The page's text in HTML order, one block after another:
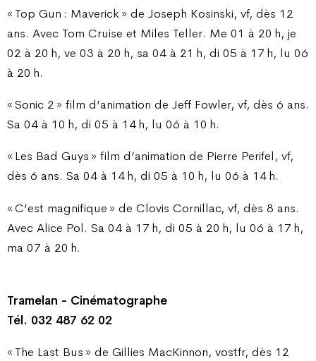
« Top Gun : Maverick » de Joseph Kosinski, vf, dès 12
ans. Avec Tom Cruise et Miles Teller. Me 01 à 20 h, je
02 à 20 h, ve 03 à 20 h, sa 04 à 21 h, di 05 à 17 h, lu 06
à 20 h.
« Sonic 2 » film d’animation de Jeff Fowler, vf, dès 6 ans.
Sa 04 à 10 h, di 05 à 14 h, lu 06 à 10 h.
« Les Bad Guys » film d’animation de Pierre Perifel, vf,
dès 6 ans. Sa 04 à 14 h, di 05 à 10 h, lu 06 à 14 h.
« C’est magnifique » de Clovis Cornillac, vf, dès 8 ans.
Avec Alice Pol. Sa 04 à 17 h, di 05 à 20 h, lu 06 à 17 h,
ma 07 à 20 h.
Tramelan - Cinématographe
Tél. 032 487 62 02
« The Last Bus » de Gillies MacKinnon, vostfr, dès 12